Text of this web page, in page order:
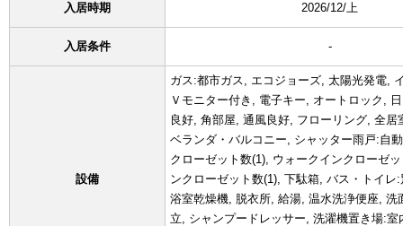
入居時期 2026/12/上
入居条件 -
設備
ガス:都市ガス, エコジョーズ, 太陽光発電,
Ｖモニター付き, 電子キー, オートロック,
良好, 角部屋, 通風良好, フローリング, 全居
ベランダ・バルコニー, シャッター雨戸:自
クローゼット数(1), ウォークインクローゼ
ンクローゼット数(1), 下駄箱, バス・トイレ
浴室乾燥機, 脱衣所, 給湯, 温水洗浄便座, 洗
立, シャンプードレッサー, 洗濯機置き場:室